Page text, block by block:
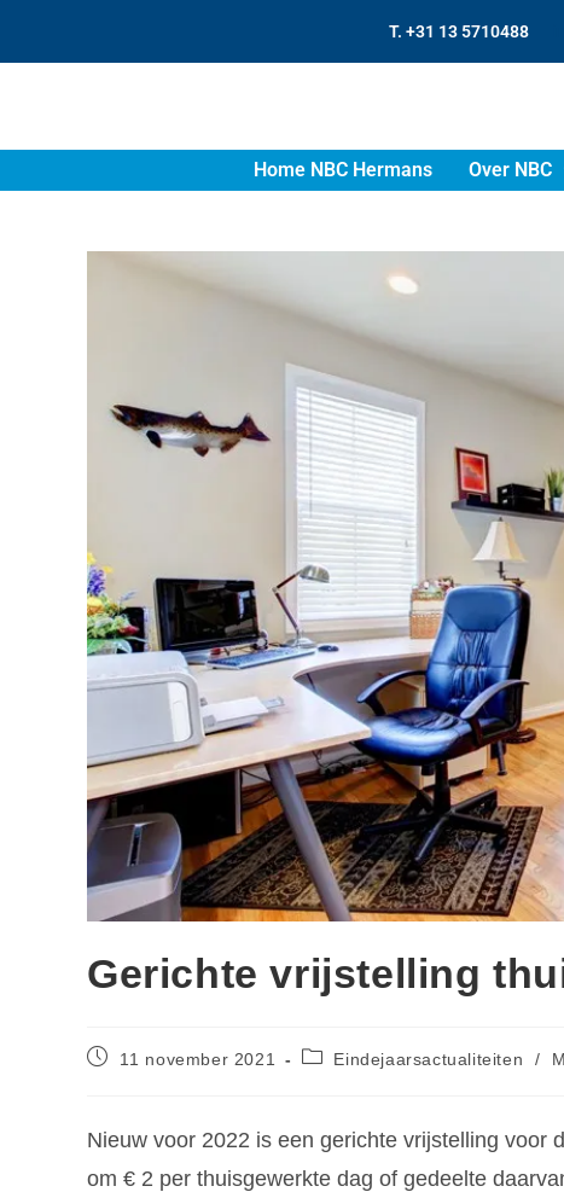
T. +31 13 5710488
Home NBC Hermans Over NBC
Gerichte vrijstelling
11 november 2021 Eindejaarsactualiteiten /
Nieuw voor 2022 is een gerichte vrijstelling voor
om € 2 per thuisgewerkte dag of gedeelte